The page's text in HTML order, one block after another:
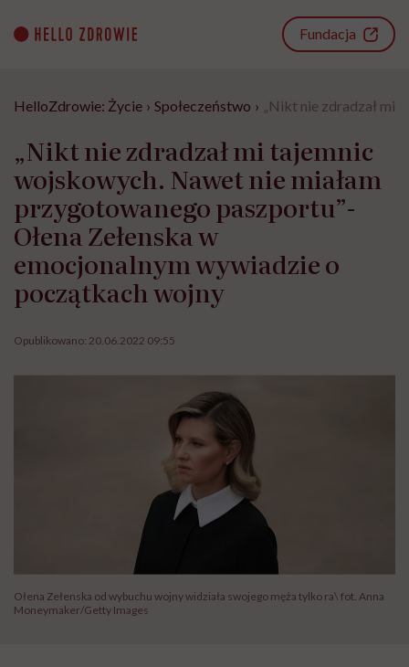
content
Fundacja
HelloZdrowie: Życie › Społeczeństwo › „Nikt nie zdradzał mi
„Nikt nie zdradzał mi tajemnic
wojskowych. Nawet nie miałam
przygotowanego paszportu”-
Ołena Zełenska w
emocjonalnym wywiadzie o
początkach wojny
Opublikowano: 20.06.2022 09:55
Ołena Zełenska od wybuchu wojny widziała swojego męża tylko ra\ fot. Anna
Moneymaker/Getty Images